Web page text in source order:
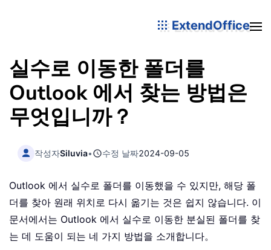
ExtendOffice
실수로 이동한 폴더를
Outlook 에서 찾는 방법은
무엇입니까？
작성자Siluvia• 수정 날짜2024-09-05
Outlook 에서 실수로 폴더를 이동했을 수 있지만, 해당 폴
더를 찾아 원래 위치로 다시 옮기는 것은 쉽지 않습니다. 이
문서에서는 Outlook 에서 실수로 이동한 분실된 폴더를 찾
는 데 도움이 되는 네 가지 방법을 소개합니다。